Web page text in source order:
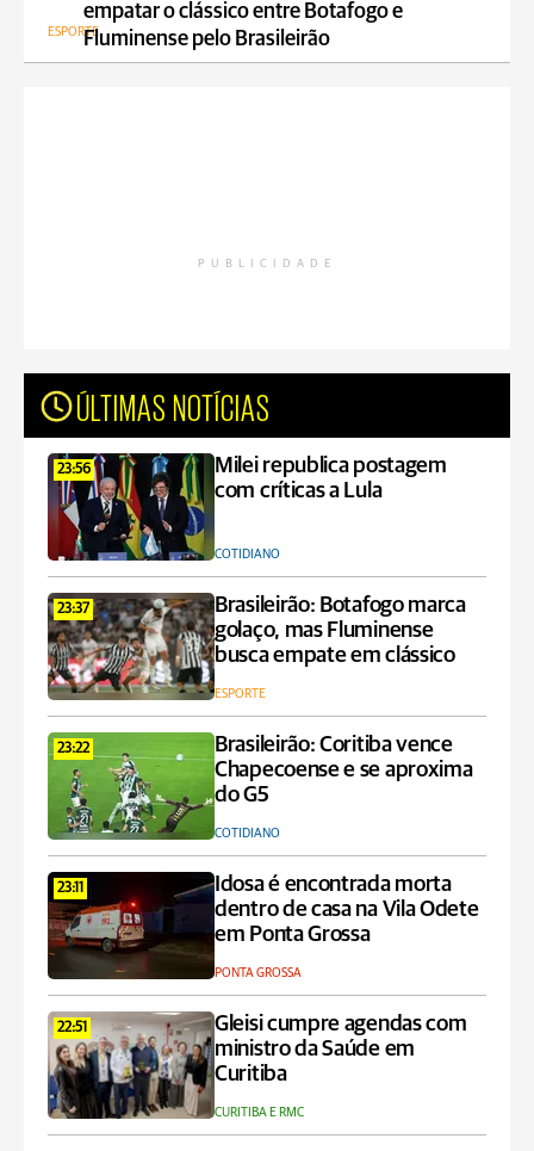
empatar o clássico entre Botafogo e
Fluminense pelo Brasileirão
ESPORTE
PUBLICIDADE
ÚLTIMAS NOTÍCIAS
23:56
Milei republica postagem
com críticas a Lula
COTIDIANO
23:37
Brasileirão: Botafogo marca
golaço, mas Fluminense
busca empate em clássico
ESPORTE
23:22
Brasileirão: Coritiba vence
Chapecoense e se aproxima
do G5
COTIDIANO
23:11
Idosa é encontrada morta
dentro de casa na Vila Odete
em Ponta Grossa
PONTA GROSSA
22:51
Gleisi cumpre agendas com
ministro da Saúde em
Curitiba
CURITIBA E RMC